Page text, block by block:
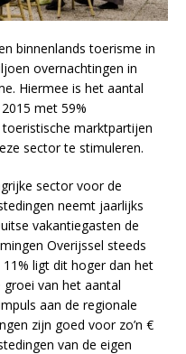
binnenlands toerisme in
overnachtingen in
Hiermee is het aantal
met 59%
marktpartijen
sector te stimuleren.
sector voor de
neemt jaarlijks
vakantiegasten de
Overijssel steeds
ligt dit hoger dan het
groei van het aantal
aan de regionale
zijn goed voor zo’n €
van de eigen